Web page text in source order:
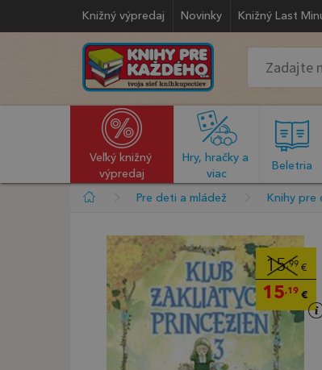
Knižný výpredaj Novinky Knižný Last
Veľký knižný
výpredaj
Hry, hračky a
viac
Beletria
Pre deti a mládež Knihy pre
15,99 €
15,19 €